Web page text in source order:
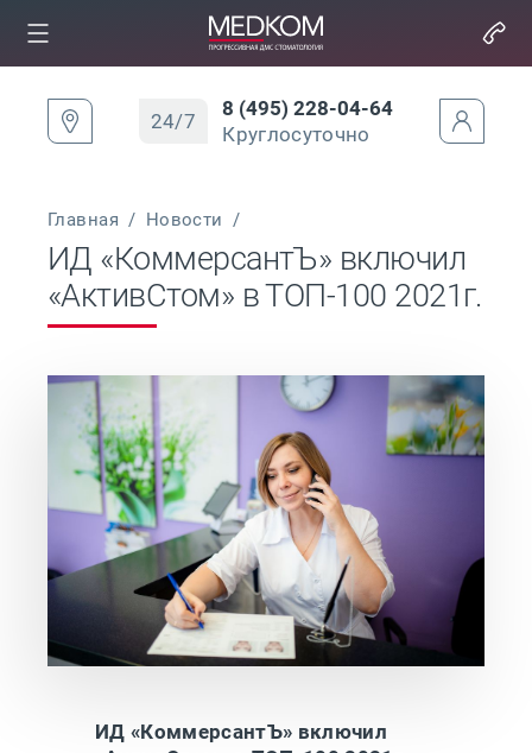
24/7
8 (495) 228-04-64
Круглосуточно
Главная / Новости /
ИД «КоммерсантЪ» включил
«АктивСтом» в ТОП-100 2021г.
ИД «КоммерсантЪ» включил